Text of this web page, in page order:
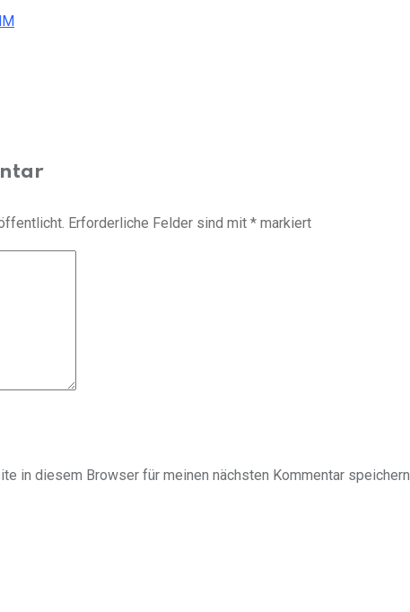
Erforderliche Felder sind mit * markiert
in diesem Browser für meinen nächsten Kommentar speichern.